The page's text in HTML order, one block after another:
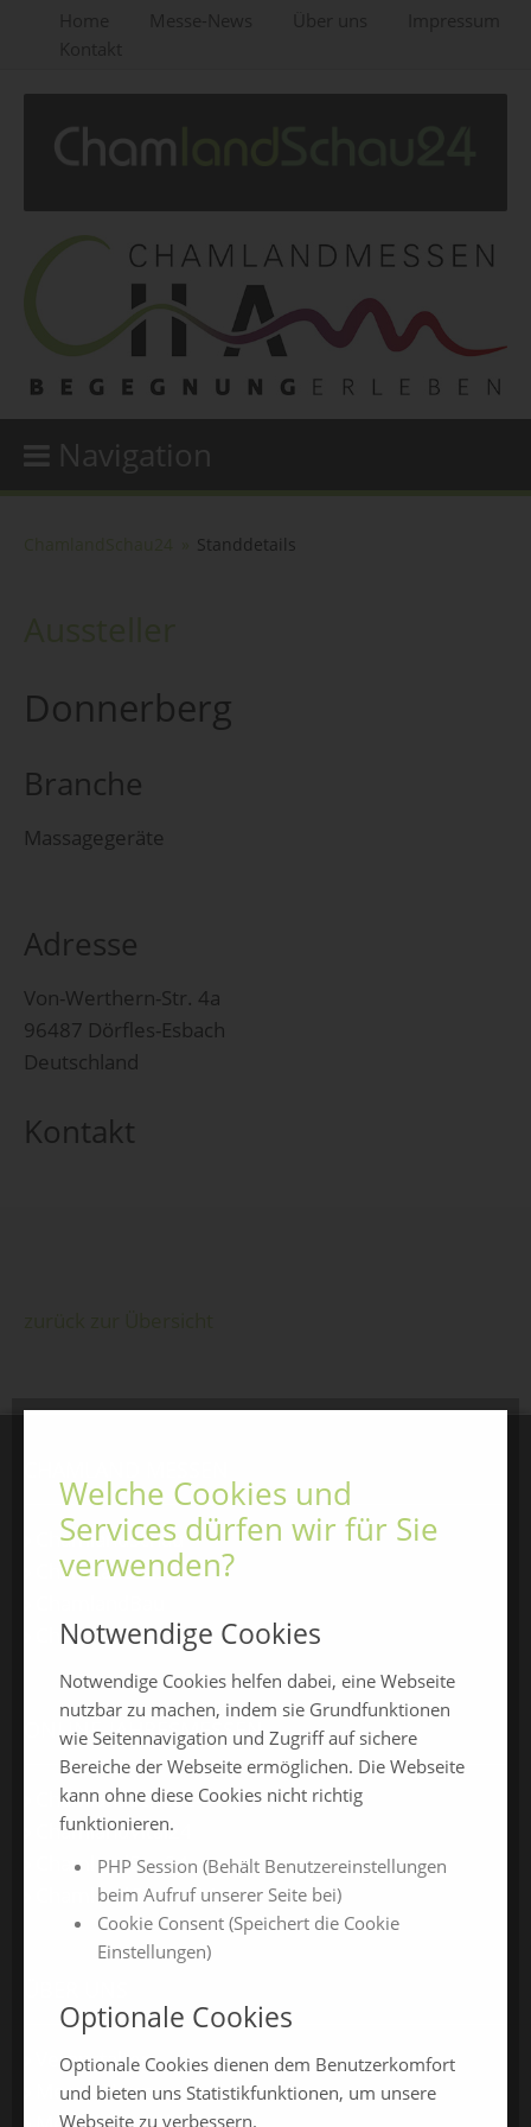
Navigation
Standdetails
Donnerberg
Branche
Massagegeräte
Adresse
Von-Werthern-Str. 4a
96487 Dörfles-Esbach
Deutschland
Kontakt
ChamlandSchau
ChamLandleben
ChamlandCareer
ONLINE-JAHRESMESSEN
ChamlandSchau24
ChamlandVital24
ChamlandBau24
ChamlandCareer24
Veranstalter
Messe-News
Welche Cookies und
Services dürfen wir für Sie
verwenden?
Notwendige Cookies
Notwendige Cookies helfen dabei, eine Webseite
nutzbar zu machen, indem sie Grundfunktionen
wie Seitennavigation und Zugriff auf sichere
Bereiche der Webseite ermöglichen. Die Webseite
kann ohne diese Cookies nicht richtig
funktionieren.
PHP Session (Behält Benutzereinstellungen
beim Aufruf unserer Seite bei)
Cookie Consent (Speichert die Cookie
Einstellungen)
Optionale Cookies
Optionale Cookies dienen dem Benutzerkomfort
und bieten uns Statistikfunktionen, um unsere
Webseite zu verbessern.